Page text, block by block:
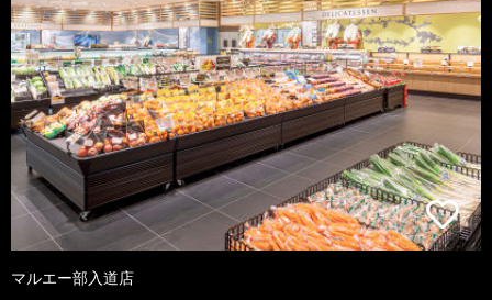
マルエー部入道店